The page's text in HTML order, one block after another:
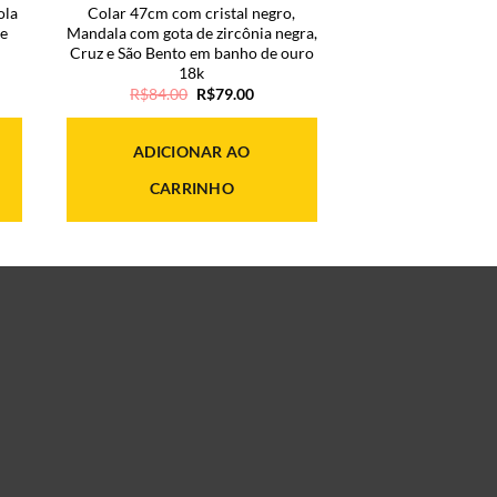
Colar 47cm com cristal negro,
Mandala com gota de zircônia negra,
Cruz e São Bento em banho de ouro
18k
R$84.00 O
original
R$84.00.
R$79.00O
atual
ADICIONAR AO
CARRINHO